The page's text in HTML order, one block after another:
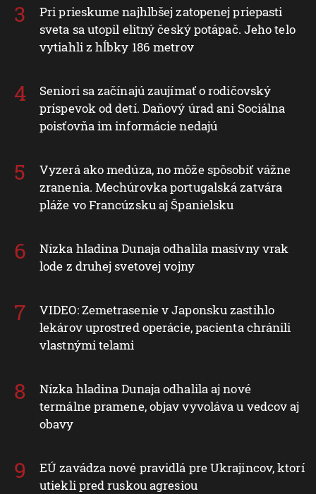
Pri prieskume najhlbšej zatopenej priepasti
sveta sa utopil elitný český potápač. Jeho telo
vytiahli z hĺbky 186 metrov
Seniori sa začínajú zaujímať o rodičovský
príspevok od detí. Daňový úrad ani Sociálna
poisťovňa im informácie nedajú
Vyzerá ako medúza, no môže spôsobiť vážne
zranenia. Mechúrovka portugalská zatvára
pláže vo Francúzsku aj Španielsku
Nízka hladina Dunaja odhalila masívny vrak
lode z druhej svetovej vojny
VIDEO: Zemetrasenie v Japonsku zastihlo
lekárov uprostred operácie, pacienta chránili
vlastnými telami
Nízka hladina Dunaja odhalila aj nové
termálne pramene, objav vyvoláva u vedcov aj
obavy
EÚ zavádza nové pravidlá pre Ukrajincov, ktorí
utiekli pred ruskou agresiou